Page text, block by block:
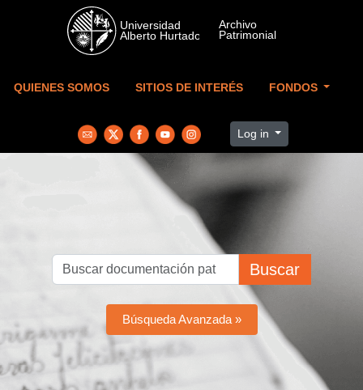
Skip to main content
QUIENES SOMOS SITIOS DE INTERÉS FONDOS
Log in
Buscar
Búsqueda Avanzada »